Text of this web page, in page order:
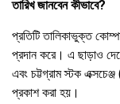
তারিখ জানবেন কীভাবে?
প্রতিটি তালিকাভুক্ত
প্রদান করে। এ ছাড়াও
এবং চট্টগ্রাম স্টক
প্রকাশ করা হয়।